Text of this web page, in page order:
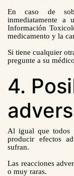
En caso de
inmediatamente
Información
medicamento y la
Si tiene cualquier
pregunte a su
4.
Al igual que todos
producir efectos
sufran.
Las reacciones
o muy raras.